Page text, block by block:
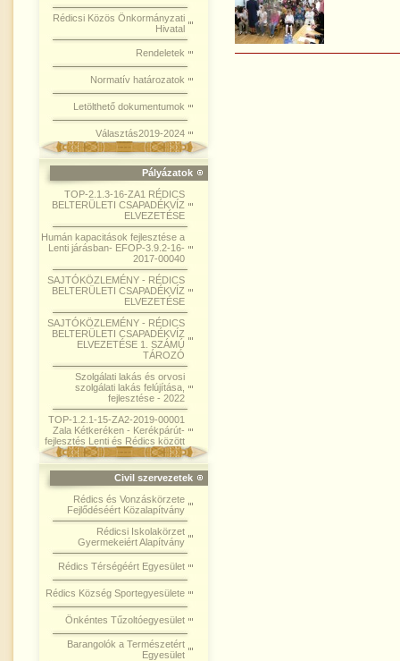
Rédicsi Közös Önkormányzati
Hivatal
Rendeletek
Normatív határozatok
Letölthető dokumentumok
Választás2019-2024
Pályázatok
TOP-2.1.3-16-ZA1 RÉDICS
BELTERÜLETI CSAPADÉKVÍZ
ELVEZETÉSE
Humán kapacitások fejlesztése a
Lenti járásban- EFOP-3.9.2-16-
2017-00040
SAJTÓKÖZLEMÉNY - RÉDICS
BELTERÜLETI CSAPADÉKVÍZ
ELVEZETÉSE
SAJTÓKÖZLEMÉNY - RÉDICS
BELTERÜLETI CSAPADÉKVÍZ
ELVEZETÉSE 1. SZÁMÚ
TÁROZÓ
Szolgálati lakás és orvosi
szolgálati lakás felújítása,
fejlesztése - 2022
TOP-1.2.1-15-ZA2-2019-00001
Zala Kétkeréken - Kerékpárút-
fejlesztés Lenti és Rédics között
Civil szervezetek
Rédics és Vonzáskörzete
Fejlődéséért Közalapítvány
Rédicsi Iskolakörzet
Gyermekeiért Alapítvány
Rédics Térségéért Egyesület
Rédics Község Sportegyesülete
Önkéntes Tűzoltóegyesület
Barangolók a Természetért
Egyesület